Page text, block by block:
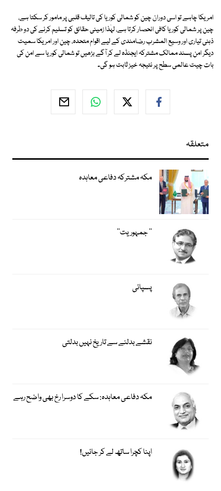
امریکا چاہے تو اسی دوران چین کو شمالی کوریا کی تالیف قلبی پر مامور کر سکتا ہے،
چین پر شمالی کوریا کافی انحصار کرتا ہے، لہٰذا زمینی حقائق کو تسلیم کرنے کی دو طرفہ
ذہنی تیاری اور وسیع المشرب رضامندی کے لیے اقوام متحدہ، چین اور امریکا سمیت
دیگر امن پسند ممالک مشترکہ ایجنڈہ لے کر آگے بڑھیں تو شمالی کوریا سے امن کی
بات چیت عالمی سطح پر نتیجہ خیز ثابت ہو گی۔
متعلقہ
مکہ مشترکہ دفاعی معاہدہ
’’ جمہوریت‘‘
پسپائی
نقشے بدلنے سے تاریخ نہیں بدلتی
مکہ دفاعی معاہدہ: سکے کا دوسرا رخ بھی واضح رہے
اپنا کچرا ساتھ لے کر جائیں!